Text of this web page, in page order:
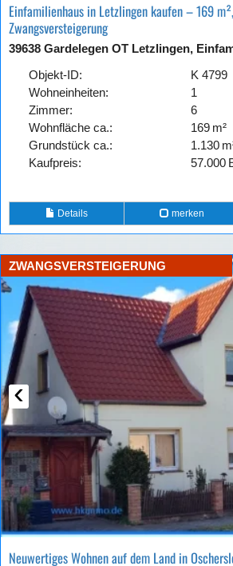
Einfamilienhaus in Letzlingen kaufen – 169
Zwangsversteigerung
39638 Gardelegen OT Letzlingen,
Objekt-ID:
K 4799
Wohneinheiten:
1
Zimmer:
6
Wohnfläche ca.:
169 m²
Grund­stück ca.:
1.130
Kaufpreis:
57.000
Details merken
‹
ZWANGSVERSTEIGERUNG
Neuwertiges Wohnen auf dem Land in